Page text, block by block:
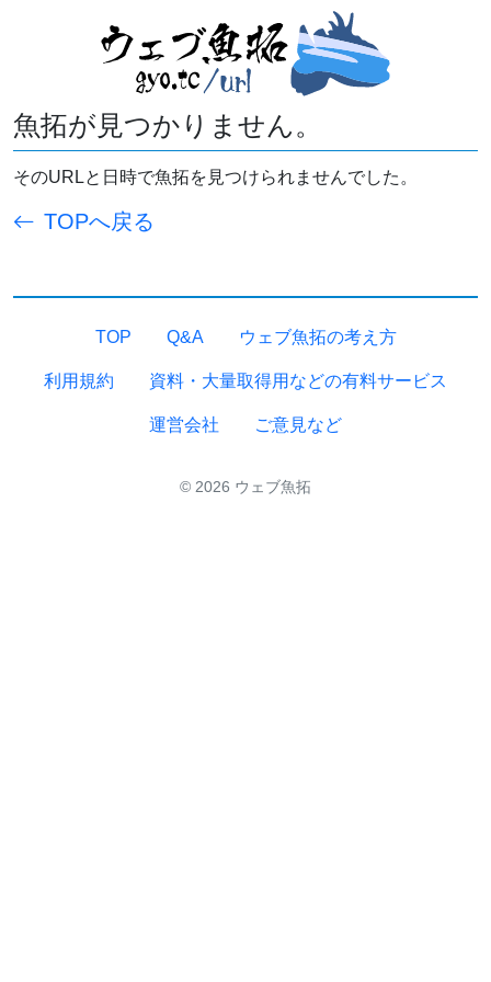
魚拓が見つかりません。
そのURLと日時で魚拓を見つけられませんでした。
TOPへ戻る
TOP Q&A ウェブ魚拓の考え方
利用規約 資料・大量取得用などの有料サービス
運営会社 ご意見など
© 2026 ウェブ魚拓